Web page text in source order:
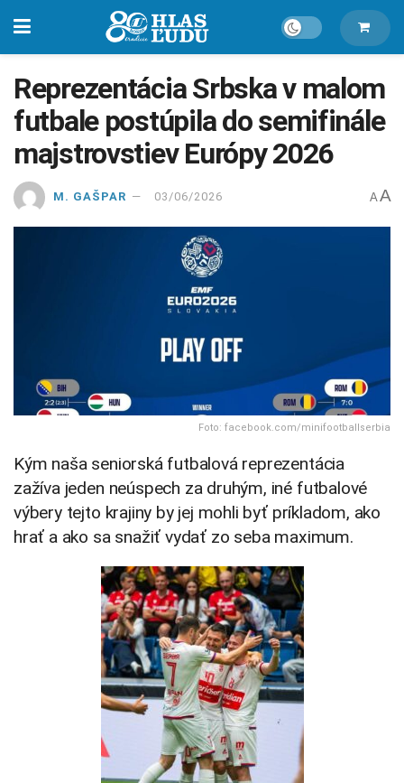
Reprezentácia Srbska v malom
futbale postúpila do semifinále
majstrovstiev Európy 2026
M. GAŠPAR 03/06/2026 A A
Foto: facebook.com/minifootballserbia
Kým naša seniorská futbalová reprezentácia
zažíva jeden neúspech za druhým, iné futbalové
výbery tejto krajiny by jej mohli byť príkladom, ako
hrať a ako sa snažiť vydať zo seba maximum.